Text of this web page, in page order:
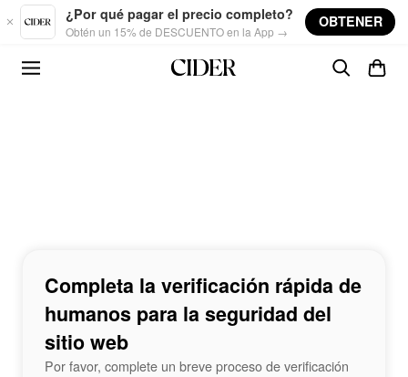
Skip to main content
¿Por qué pagar el precio completo?
Obtén un 15% de DESCUENTO en la App →
OBTENER
Completa la verificación rápida de
humanos para la seguridad del
sitio web
Por favor, complete un breve proceso de verificación